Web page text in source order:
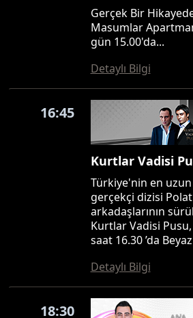
Gerçek Bir
Masumlar
gün 15.00'da...
Detaylı Bilgi
16:45
Kurtlar Vadisi
Türkiye'nin en
gerçekçi dizisi
arkadaşlarının
Kurtlar Vadisi
saat 16.30 ’da Beyaz
Detaylı Bilgi
18:30